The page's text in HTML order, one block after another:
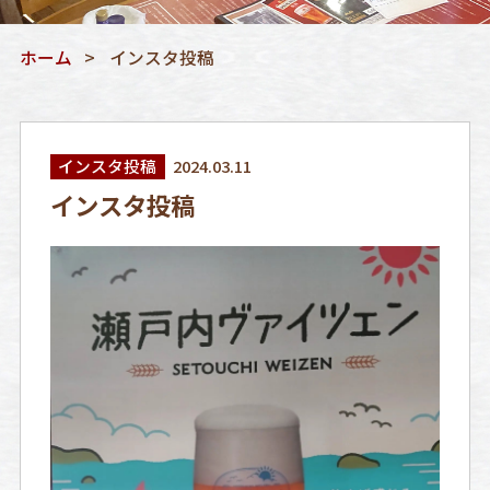
ホーム インスタ投稿
インスタ投稿 2024.03.11
インスタ投稿